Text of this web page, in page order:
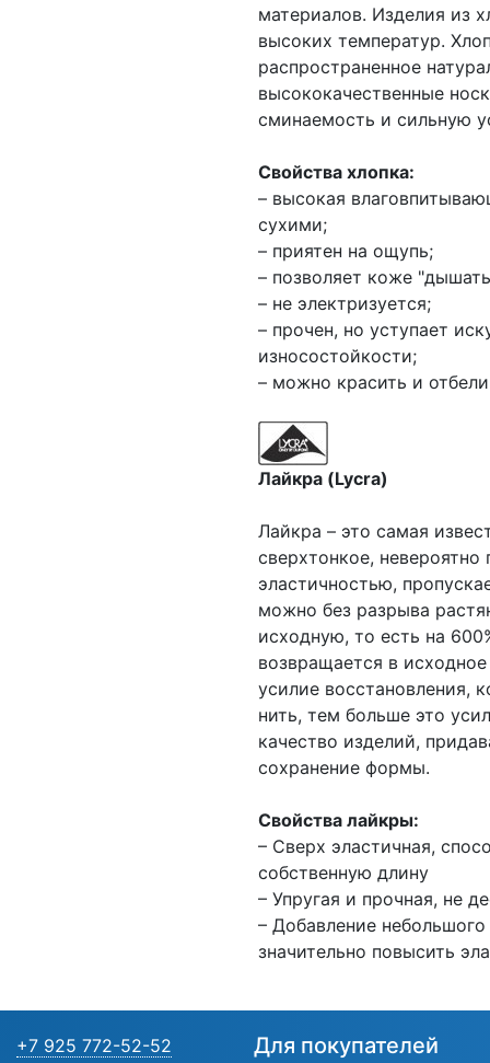
материалов. Изделия из
высоких температур.
распространенное
высококачественные
сминаемость и сильную
Свойства хлопка:
– высокая
сухими;
– приятен на ощупь;
– позволяет коже
– не электризуется;
– прочен, но уступает
износостойкости;
– можно красить и
Лайкра (Lycra)
Лайкра – это самая
сверхтонкое,
эластичностью,
можно без разрыва
исходную, то есть на
возвращается в
усилие восстановления,
нить, тем больше это
качество изделий,
сохранение формы.
Свойства лайкры:
– Сверх эластичная,
собственную длину
– Упругая и прочная, не
– Добавление
значительно повысить
+7 925 772-52-52 Для покупателей